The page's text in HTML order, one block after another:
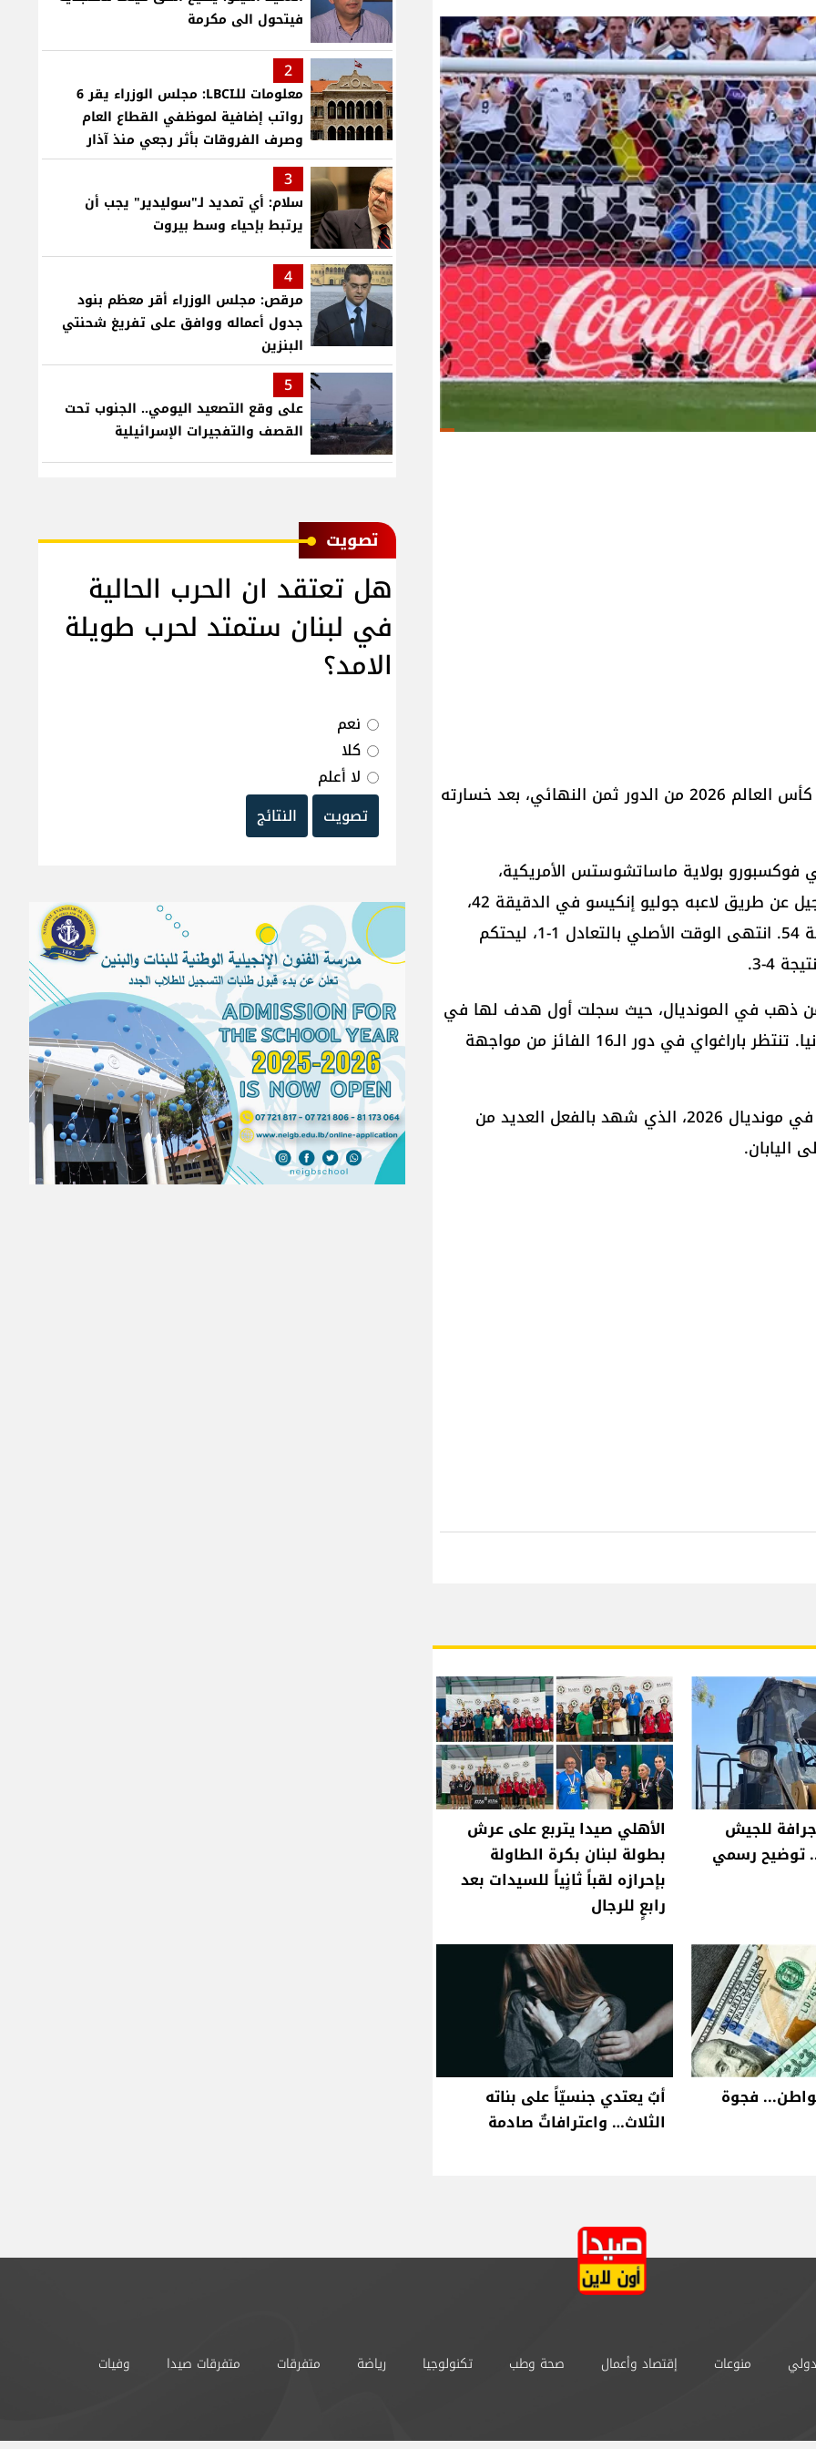
ودّع المنتخب الألماني، أحد عمالقة كرة القدم، بطولة كأس العالم 2026 من الدور ثمن النهائي، بعد خسارته
بولاية ماساتشوستس الأمريكية،
سيناريو دراماتيكياً. افتتح المنتخب الباراغواياني التسجيل عن طريق لاعبه جوليو إنكيسو في الدقيقة 42،
قبل أن يعادل كاي هافيرتز الكفة للألمان في الدقيقة 54. انتهى الوقت الأصلي بالتعادل 1-1، ليحتكم
4-3.
من ذهب في المونديال، حيث سجلت أول هدف لها في
الأدوار الإقصائية، ونجحت في إقصاء منتخب بحجم ألمانيا. تنتظر باراغواي في دور الـ16 الفائز من مواجهة
تأتي هذه الخسارة لتضيف فصلاً جديداً من المفاجآت في مونديال 2026، الذي شهد بالفعل العديد من
اليابان.
للجيش
توضيح رسمي
الأهلي صيدا يتربع على عرش
بطولة لبنان بكرة الطاولة
بإحرازه لقباً ثانٍياً للسيدات بعد
رابعٍ للرجال
فجوة
أبٌ يعتدي جنسيّاً على بناته
الثلاث… واعترافاتٌ صادمة
فيتحول الى مكرمة
2
معلومات للـLBCI: مجلس الوزراء يقر 6
رواتب إضافية لموظفي القطاع العام
وصرف الفروقات بأثر رجعي منذ آذار
3
سلام: أي تمديد لـ"سوليدير" يجب أن
يرتبط بإحياء وسط بيروت
4
مرقص: مجلس الوزراء أقر معظم بنود
جدول أعماله ووافق على تفريغ شحنتي
البنزين
5
على وقع التصعيد اليومي.. الجنوب تحت
القصف والتفجيرات الإسرائيلية
ﺗﺼﻮﻳﺖ
هل تعتقد ان الحرب الحالية
في لبنان ستمتد لحرب طويلة
الامد؟
نعم
كلا
لا أعلم
تصويت
النتائج
منوعات إقتصاد وأعمال صحة وطب تكنولوجيا رياضة متفرقات متفرقات صيدا وفيات